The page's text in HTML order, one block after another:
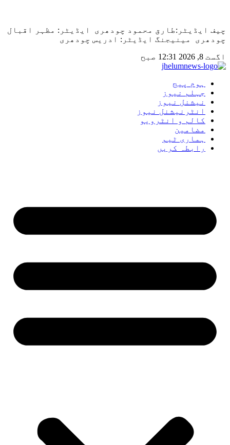
content
چیف ایڈیٹر:طارق محمود چودھری ایڈیٹر: مظہر اقبال
چودھری مینیجنگ ایڈیٹر: ادریس چودھری
اگست 8, 2026 12:31 صبح
ہوم پیج
جہلم نیوز
نیشنل نیوز
انٹرنیشنل نیوز
کالم و انٹرویو
مضامین
ہماری ٹیم
رابطہ کریں